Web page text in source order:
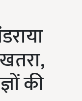
की